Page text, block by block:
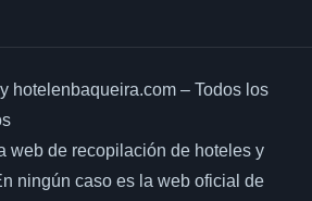
hotelenbaqueira.com – Todos los
web de recopilación de hoteles y
ningún caso es la web oficial de